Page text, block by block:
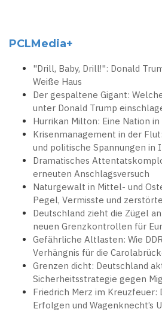
PCLMedia+
"Drill, Baby, Drill!": Donald
Weiße Haus
Der gespaltene Gigant:
unter Donald Trump
Hurrikan Milton: Eine Nation
Krisenmanagement in der
und politische Spannungen in
Dramatisches
erneuten Anschlagsversuch
Naturgewalt in Mittel- und
Pegel, Vermisste und
Deutschland zieht die Zügel
neuen Grenzkontrollen für
Gefährliche Altlasten: Wie
Verhängnis für die
Grenzen dicht: Deutschland
Sicherheitsstrategie gegen
Friedrich Merz im Kreuzfeuer:
Erfolgen und Wagenknecht’s